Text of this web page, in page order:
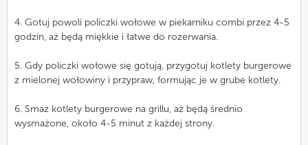
4. Gotuj powoli policzki wołowe w piekarniku combi przez 4-5
godzin, aż będą miękkie i łatwe do rozerwania.
5. Gdy policzki wołowe się gotują, przygotuj kotlety burgerowe
z mielonej wołowiny i przypraw, formując je w grube kotlety.
6. Smaż kotlety burgerowe na grillu, aż będą średnio
wysmażone, około 4-5 minut z każdej strony.